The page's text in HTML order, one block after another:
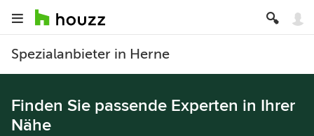
Spezialanbieter in Herne
Finden Sie passende Experten in Ihrer
Nähe